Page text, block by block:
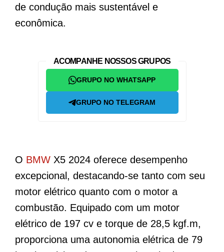
de condução mais sustentável e
econômica.
ACOMPANHE NOSSOS GRUPOS
GRUPO NO WHATSAPP
GRUPO NO TELEGRAM
O BMW X5 2024 oferece desempenho
excepcional, destacando-se tanto com seu
motor elétrico quanto com o motor a
combustão. Equipado com um motor
elétrico de 197 cv e torque de 28,5 kgf.m,
proporciona uma autonomia elétrica de 79